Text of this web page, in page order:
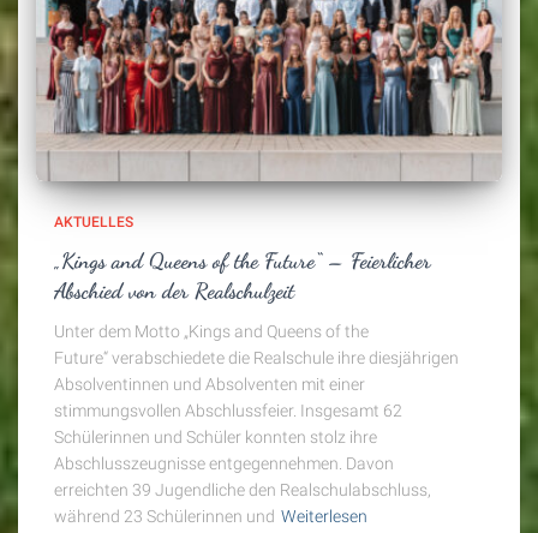
AKTUELLES
„Kings and Queens of the Future“ – Feierlicher
Abschied von der Realschulzeit
Unter dem Motto „Kings and Queens of the
Future“ verabschiedete die Realschule ihre diesjährigen
Absolventinnen und Absolventen mit einer
stimmungsvollen Abschlussfeier. Insgesamt 62
Schülerinnen und Schüler konnten stolz ihre
Abschlusszeugnisse entgegennehmen. Davon
erreichten 39 Jugendliche den Realschulabschluss,
während 23 Schülerinnen und Weiterlesen